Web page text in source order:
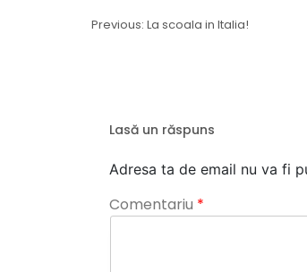
Navigare
Previous: La scoala in Italia!
Lasă un răspuns
Adresa ta de email nu va fi
Comentariu *